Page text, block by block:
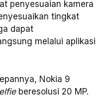
penyesuaian kamera
tingkat
dapat
melalui aplikasi
Nokia 9
beresolusi 20 MP.